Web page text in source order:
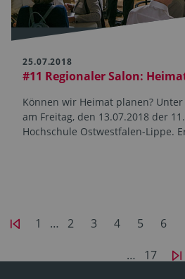
25.07.2018
#11 Regionaler Salon:
Können wir Heimat planen?
am Freitag, den 13.07.2018 der
Hochschule Ostwestfalen-Lippe.
1 … 2 3 4 5 6
… 17